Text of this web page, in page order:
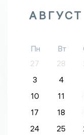
АВГУСТ
Пн Вт
27
28
3
4
10
11
17
18
24
25